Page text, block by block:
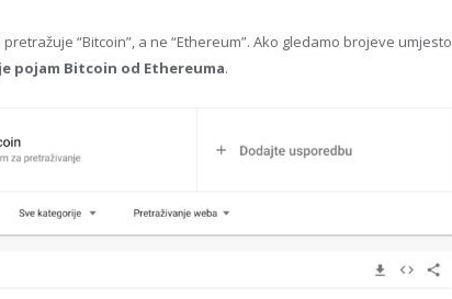
“Bitcoin”, a ne “Ethereum”. Ako gledamo brojeve umjesto
pojam Bitcoin od Ethereuma.